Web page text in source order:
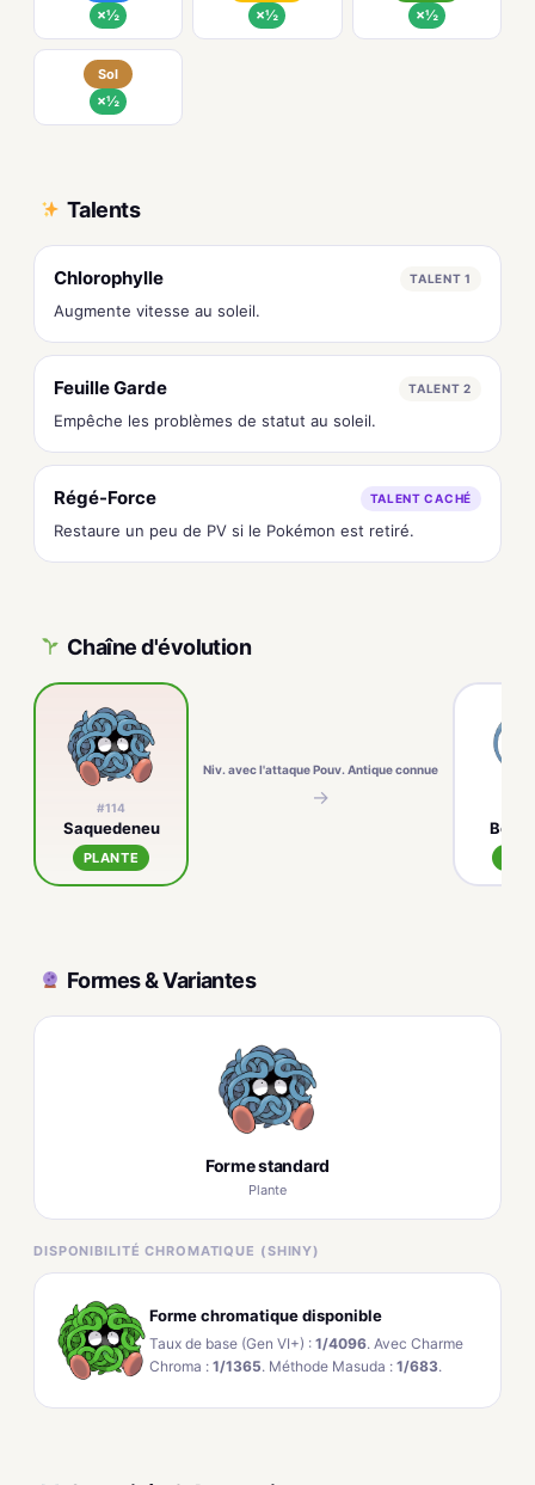
×½ ×½ ×½
Sol
×½
Talents
Chlorophylle TALENT 1
Augmente vitesse au soleil.
Feuille Garde TALENT 2
Empêche les problèmes de statut au soleil.
Régé-Force TALENT CACHÉ
Restaure un peu de PV si le Pokémon est retiré.
Chaîne d'évolution
#114
Saquedeneu
PLANTE
Niv. avec l'attaque Pouv. Antique connue
→
Formes & Variantes
Forme standard
Plante
DISPONIBILITÉ CHROMATIQUE (SHINY)
Forme chromatique disponible
Taux de base (Gen VI+) : 1/4096. Avec Charme
Chroma : 1/1365. Méthode Masuda : 1/683.